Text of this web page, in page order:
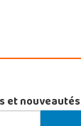
et nouveautés